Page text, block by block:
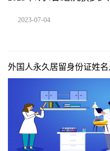
2023-07-04
外国人永久居留身份证姓
票）|当前快讯